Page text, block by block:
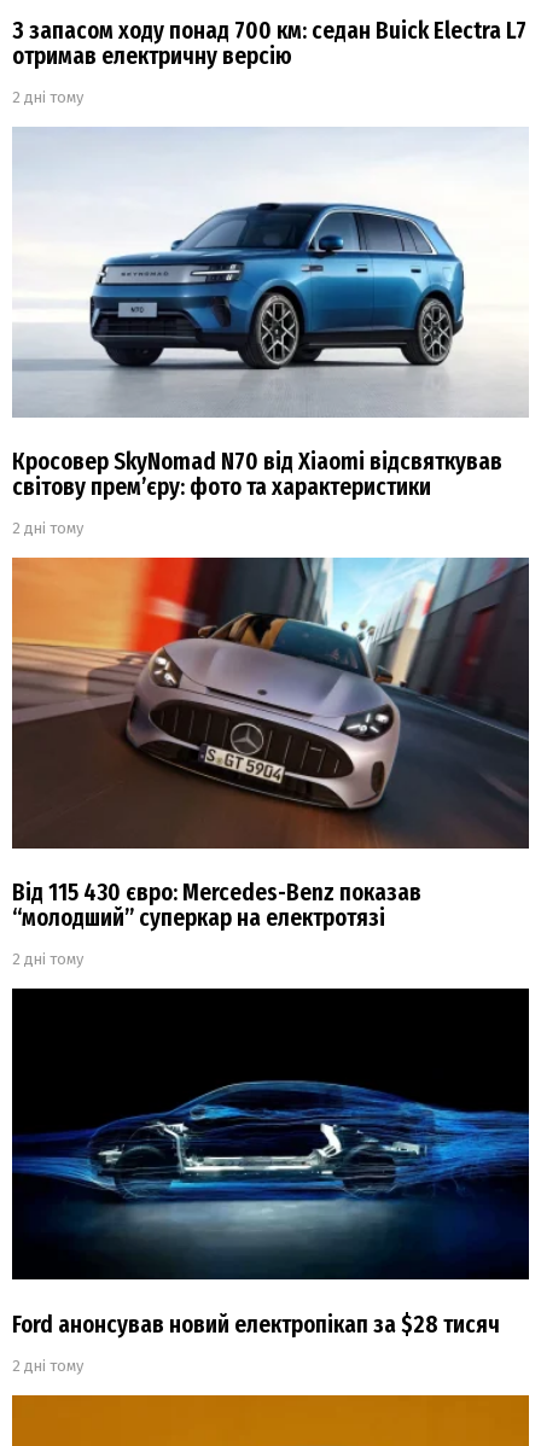
З запасом ходу понад 700 км: седан Buick Electra L7
отримав електричну версію
2 дні тому
Кросовер SkyNomad N70 від Xiaomi відсвяткував
світову прем’єру: фото та характеристики
2 дні тому
Від 115 430 євро: Mercedes-Benz показав
“молодший” суперкар на електротязі
2 дні тому
Ford анонсував новий електропікап за $28 тисяч
2 дні тому